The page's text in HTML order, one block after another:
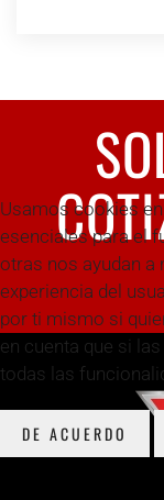
Usamos cookies
esenciales para el
otras nos ayudan a
experiencia del
por ti mismo si
en cuenta que si
todas las
DE ACUERDO